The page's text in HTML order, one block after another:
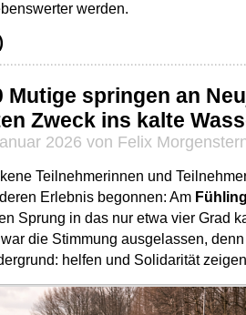
werden.
Mutige springen an
Zweck ins kalte
2026 von Felix
Teilnehmerinnen und
Erlebnis begonnen: Am
Sprung in das nur etwa vier Grad
die Stimmung ausgelassen,
helfen und Solidarität